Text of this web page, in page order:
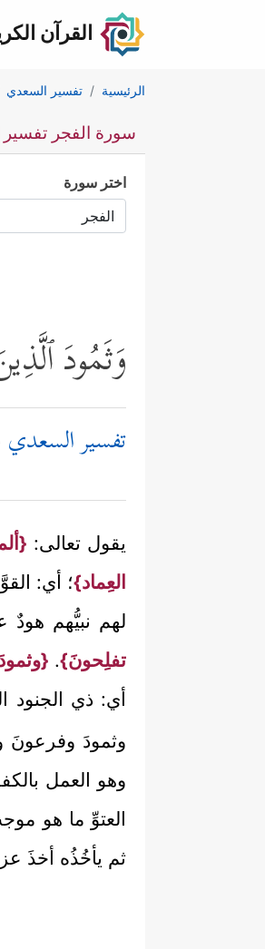
القرآن
الرئيسية تفسير السعدي
سورة الفجر تفسير
اختر سورة
وَثَمُودَ
تفسير السعدي
يقول تعالى:
العِماد}؛ أي:
لهم نبيُّهم هودٌ
تفلِحونَ}.
أي: ذي الجنود
وثمودَ وفرعونَ
وهو العمل
العتوِّ ما هو
ثم يأخُذُه أخذَ